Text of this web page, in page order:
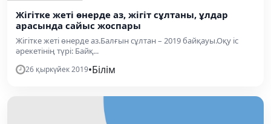
Жігітке жеті өнерде аз, жігіт сұлтаны, ұлдар
арасында сайыс жоспары
Жігітке жеті өнерде аз.Балғын сұлтан – 2019 байқауы.Оқу іс
әрекетінің түрі: Байқ...
26 қыркүйек 2019•Білім